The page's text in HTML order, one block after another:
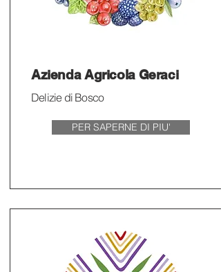
Azienda Agricola Geraci
Delizie di Bosco
PER SAPERNE DI PIU'